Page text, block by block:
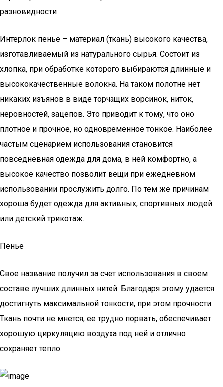
разновидности
Интерлок пенье – материал (ткань) высокого качества,
изготавливаемый из натурального сырья. Состоит из
хлопка, при обработке которого выбираются длинные и
высококачественные волокна. На таком полотне нет
никаких изъянов в виде торчащих ворсинок, ниток,
неровностей, зацепов. Это приводит к тому, что оно
плотное и прочное, но одновременное тонкое. Наиболее
частым сценарием использования становится
повседневная одежда для дома, в ней комфортно, а
высокое качество позволит вещи при ежедневном
использовании прослужить долго. По тем же причинам
хороша будет одежда для активных, спортивных людей
или детский трикотаж.
Пенье
Свое название получил за счет использования в своем
составе лучших длинных нитей. Благодаря этому удается
достигнуть максимальной тонкости, при этом прочности.
Ткань почти не мнется, ее трудно порвать, обеспечивает
хорошую циркуляцию воздуха под ней и отлично
сохраняет тепло.